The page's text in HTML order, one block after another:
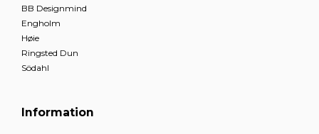
BB Designmind
Engholm
Høie
Ringsted Dun
Södahl
Information